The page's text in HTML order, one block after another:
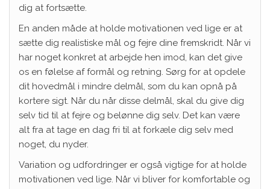
dig at fortsætte.
En anden måde at holde motivationen ved lige er at
sætte dig realistiske mål og fejre dine fremskridt. Når vi
har noget konkret at arbejde hen imod, kan det give
os en følelse af formål og retning. Sørg for at opdele
dit hovedmål i mindre delmål, som du kan opnå på
kortere sigt. Når du når disse delmål, skal du give dig
selv tid til at fejre og belønne dig selv. Det kan være
alt fra at tage en dag fri til at forkæle dig selv med
noget, du nyder.
Variation og udfordringer er også vigtige for at holde
motivationen ved lige. Når vi bliver for komfortable og